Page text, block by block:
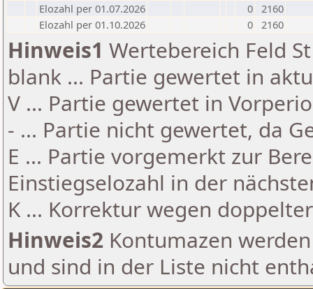
Elozahl per 01.07.2026
0 2160
Elozahl per 01.10.2026
0 2160
Hinweis1 Wertebereich Feld
blank ... Partie gewertet in
V ... Partie gewertet in
- ... Partie nicht gewertet, da
E ... Partie vorgemerkt zur
Einstiegselozahl in der
K ... Korrektur wegen
Hinweis2 Kontumazen
und sind in der Liste nicht